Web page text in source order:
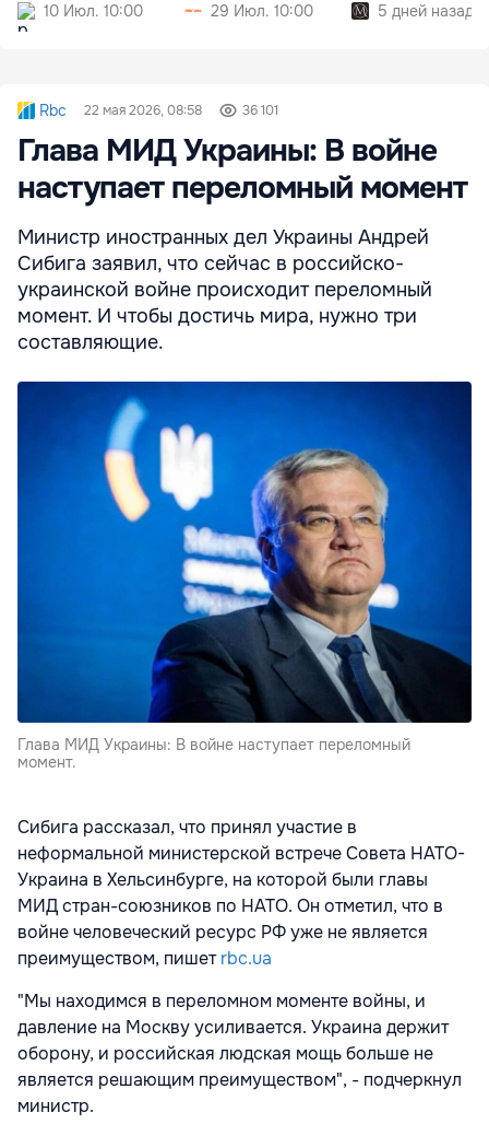
10 Июл. 10:00
29 Июл. 10:00
5 дней назад
Rbc 22 мая 2026, 08:58 36 101
Глава МИД Украины: В войне
наступает переломный момент
Министр иностранных дел Украины Андрей
Сибига заявил, что сейчас в российско-
украинской войне происходит переломный
момент. И чтобы достичь мира, нужно три
составляющие.
Глава МИД Украины: В войне наступает переломный
момент.
Сибига рассказал, что принял участие в
неформальной министерской встрече Совета НАТО-
Украина в Хельсинбурге, на которой были главы
МИД стран-союзников по НАТО. Он отметил, что в
войне человеческий ресурс РФ уже не является
преимуществом, пишетrbc.ua
"Мы находимся в переломном моменте войны, и
давление на Москву усиливается. Украина держит
оборону, и российская людская мощь больше не
является решающим преимуществом", - подчеркнул
министр.